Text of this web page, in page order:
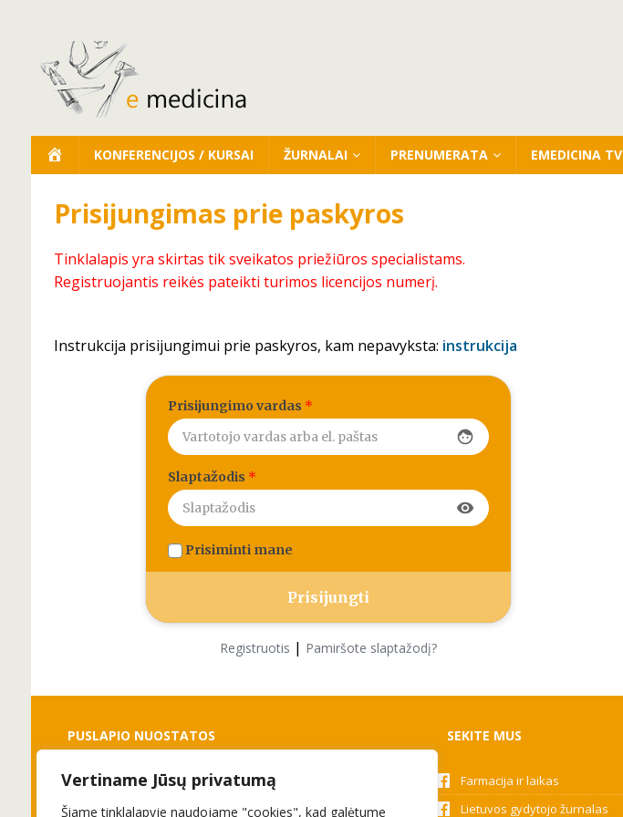
Vertiname Jūsų privatumą
Šiame tinklalapyje naudojame "cookies", kad galėtume
KONFERENCIJOS / KURSAI ŽURNALAI PRENUMERATA EMEDICINA TV
Prisijungimas prie paskyros
Tinklalapis yra skirtas tik sveikatos priežiūros specialistams.
Registruojantis reikės pateikti turimos licencijos numerį.
Instrukcija prisijungimui prie paskyros, kam nepavyksta: instrukcija
Prisijungimo vardas *
face
Slaptažodis *
visibility
Prisiminti mane
Registruotis | Pamiršote slaptažodį?
PUSLAPIO NUOSTATOS
Slapukai
Privatumo politika
SEKITE MUS
Farmacija ir laikas
Lietuvos gydytojo žurnalas